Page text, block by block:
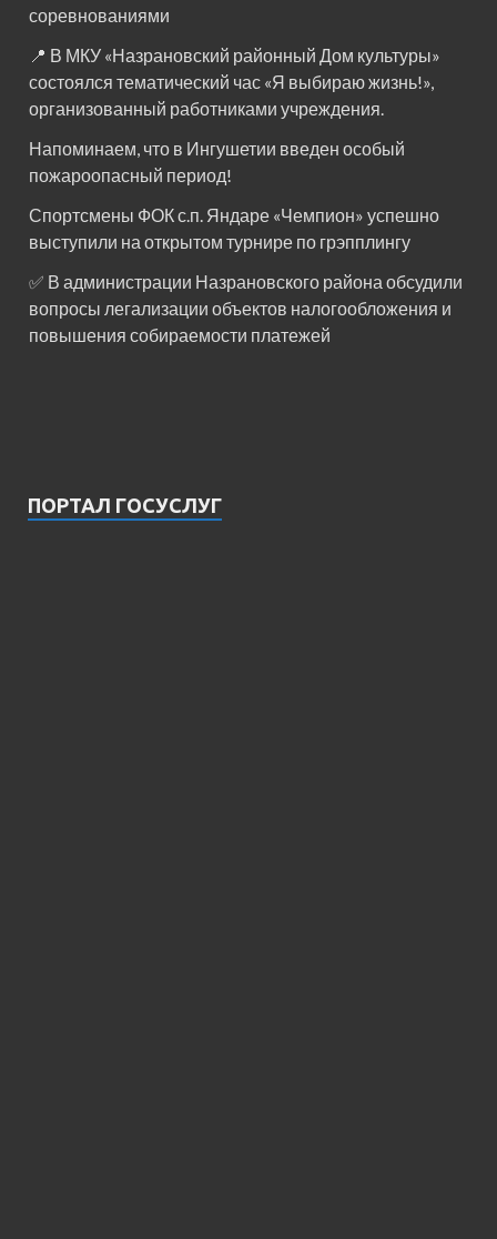
соревнованиями
📍 В МКУ «Назрановский районный Дом культуры»
состоялся тематический час «Я выбираю жизнь!»,
организованный работниками учреждения.
Напоминаем, что в Ингушетии введен особый
пожароопасный период!⁣⁣⠀
Спортсмены ФОК с.п. Яндаре «Чемпион» успешно
выступили на открытом турнире по грэпплингу
✅ В администрации Назрановского района обсудили
вопросы легализации объектов налогообложения и
повышения собираемости платежей
ПОРТАЛ ГОСУСЛУГ